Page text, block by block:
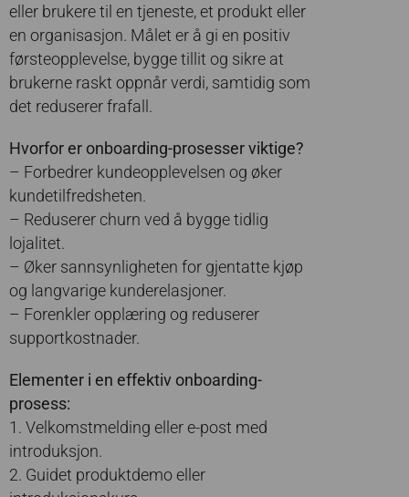
eller brukere til en tjeneste, et produkt eller
en organisasjon. Målet er å gi en positiv
førsteopplevelse, bygge tillit og sikre at
brukerne raskt oppnår verdi, samtidig som
det reduserer frafall.
Hvorfor er onboarding-prosesser viktige?
– Forbedrer kundeopplevelsen og øker
kundetilfredsheten.
– Reduserer churn ved å bygge tidlig
lojalitet.
– Øker sannsynligheten for gjentatte kjøp
og langvarige kunderelasjoner.
– Forenkler opplæring og reduserer
supportkostnader.
Elementer i en effektiv onboarding-
prosess:
1. Velkomstmelding eller e-post med
introduksjon.
2. Guidet produktdemo eller